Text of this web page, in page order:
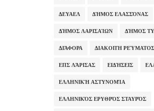
ΔΕΥΑΕΛ ΔΉΜΟΣ ΕΛΑΣΣΌΝΑΣ
ΔΉΜΟΣ ΛΑΡΙΣΑΊΩΝ ΔΉΜΟΣ
ΔΙΆΦΟΡΑ ΔΙΑΚΟΠΉ ΡΕΎΜΑΤΟΣ
ΕΠΣ ΛΆΡΙΣΑΣ ΕΙΔΉΣΕΙΣ
ΕΛΛΗΝΙΚΉ ΑΣΤΥΝΟΜΊΑ
ΕΛΛΗΝΙΚΌΣ ΕΡΥΘΡΌΣ ΣΤΑΥΡΌΣ